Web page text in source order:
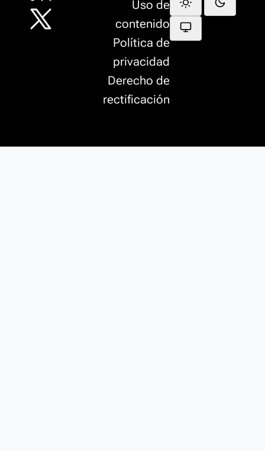
Uso de
contenido
Política de
privacidad
Derecho de
rectificación